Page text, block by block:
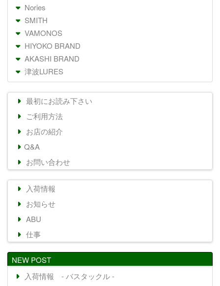
Nories
SMITH
VAMONOS
HIYOKO BRAND
AKASHI BRAND
津波LURES
最初にお読み下さい
ご利用方法
お店の紹介
Q&A
お問い合わせ
入荷情報
お知らせ
ABU
仕事
NEW POST
入荷情報 - バスタックル -